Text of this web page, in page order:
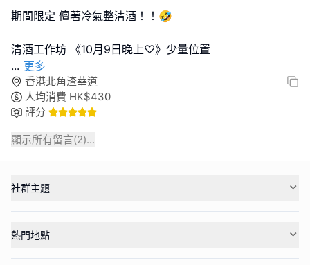
期間限定 儃著冷氣整清酒！！🤣
... 更多
香港北角渣華道
人均消費 HK$430
評分
顯示所有留言(2)...
社群主題
熱門地點